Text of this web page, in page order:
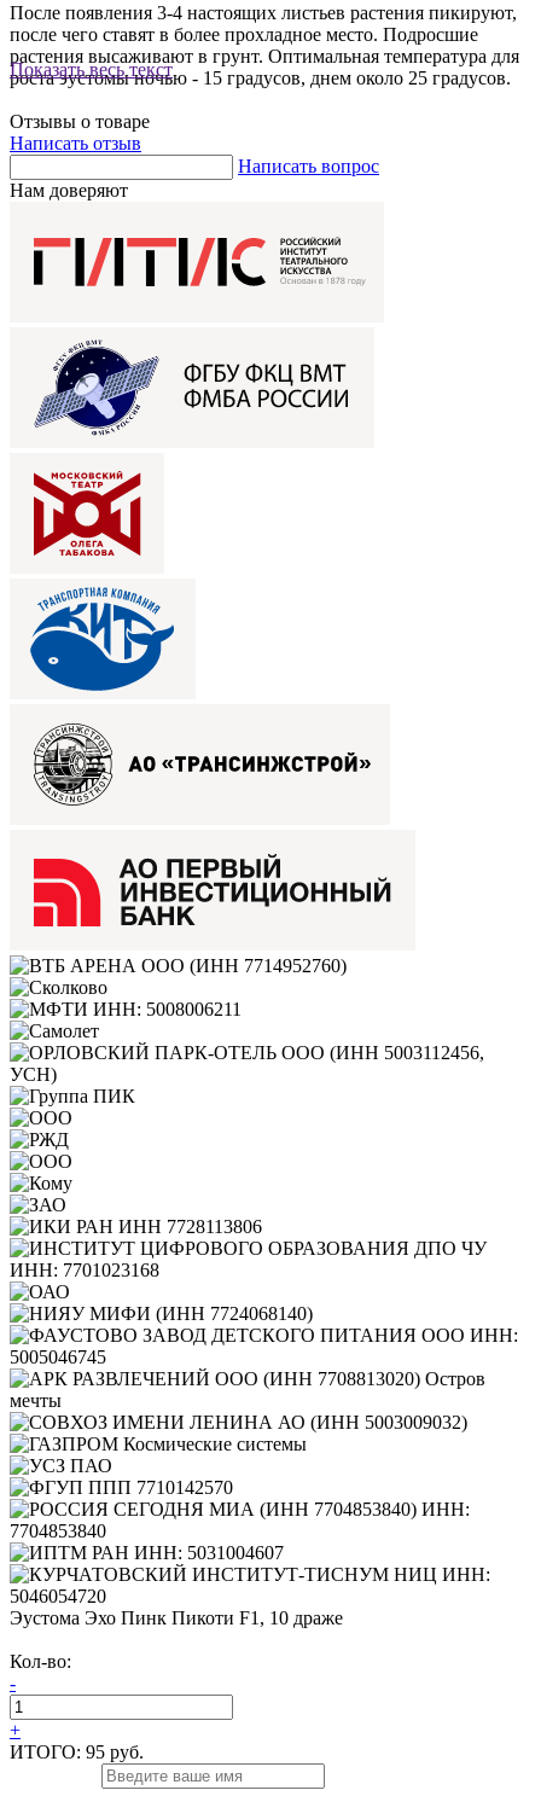
Показать весь текст
После появления 3-4 настоящих листьев растения пикируют,
после чего ставят в более прохладное место. Подросшие
растения высаживают в грунт. Оптимальная температура для
роста эустомы ночью - 15 градусов, днем около 25 градусов.
Отзывы о товаре
Написать отзыв
Написать вопрос
Нам доверяют
Эустома Эхо Пинк Пикоти F1, 10 драже
Кол-во:
-
+
ИТОГО: 95 руб.